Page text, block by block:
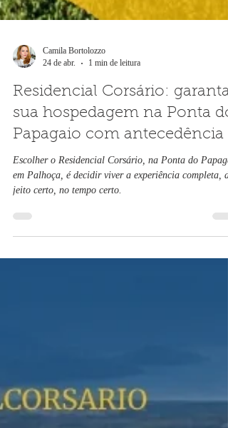
24 de abr.
1 min de leitura
Residencial Corsário: garanta
sua hospedagem na Ponta do
Papagaio com antecedência
Escolher o Residencial Corsário, na Ponta do
jeito certo, no tempo certo.